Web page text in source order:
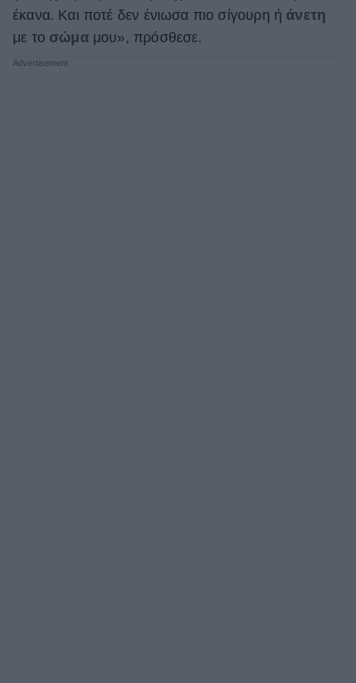
έκανα. Και ποτέ δεν ένιωσα πιο σίγουρη ή άνετη
με το σώμαμου», πρόσθεσε.